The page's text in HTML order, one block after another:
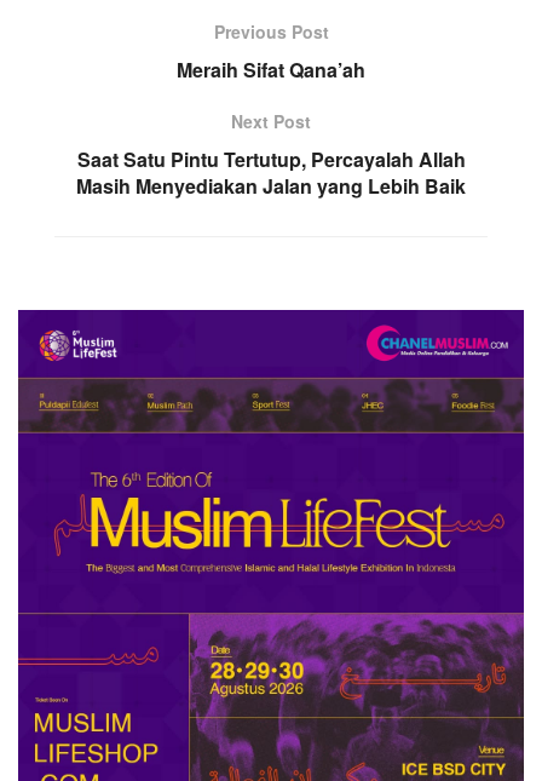
Previous Post
Meraih Sifat Qana’ah
Next Post
Saat Satu Pintu Tertutup, Percayalah Allah
Masih Menyediakan Jalan yang Lebih Baik